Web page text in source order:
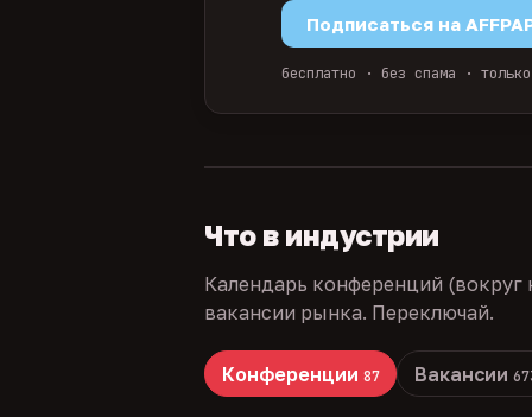
Подписаться на
бесплатно · без спама ·
Что в индустрии
Календарь конференций
вакансии рынка. Переключай.
Конференции 87 Вакансии